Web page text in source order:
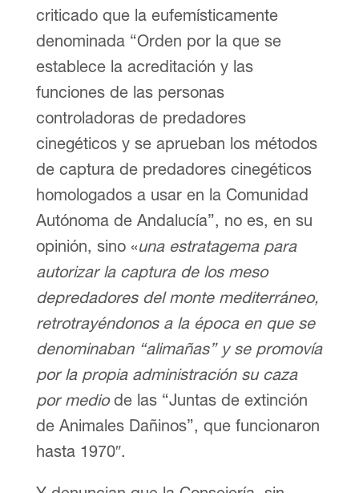
criticado que la eufemísticamente
denominada “Orden por la que se
establece la acreditación y las
funciones de las personas
controladoras de predadores
cinegéticos y se aprueban los métodos
de captura de predadores cinegéticos
homologados a usar en la Comunidad
Autónoma de Andalucía”, no es, en su
opinión, sino «una estratagema para
autorizar la captura de los meso
depredadores del monte mediterráneo,
retrotrayéndonos a la época en que se
denominaban “alimañas” y se promovía
por la propia administración su caza
por mediode las “Juntas de extinción
de Animales Dañinos”, que funcionaron
hasta 1970″.